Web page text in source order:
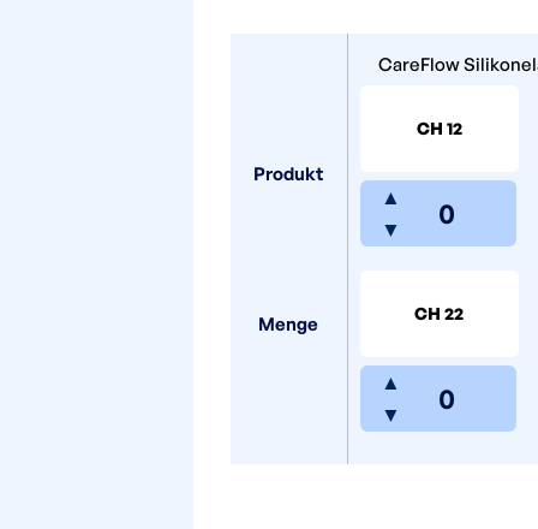
Produkt
Menge
CareFlow
CH 12
▲
▼
CH 22
▲
▼